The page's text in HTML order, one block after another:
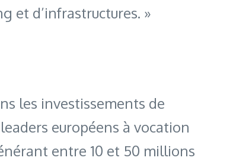
et d’infrastructures. »
les investissements de
européens à vocation
entre 10 et 50 millions